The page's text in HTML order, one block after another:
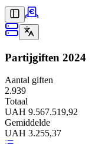
Partijgiften 2024
Aantal giften
2.939
Totaal
UAH 9.567.519,92
Gemiddelde
UAH 3.255,37